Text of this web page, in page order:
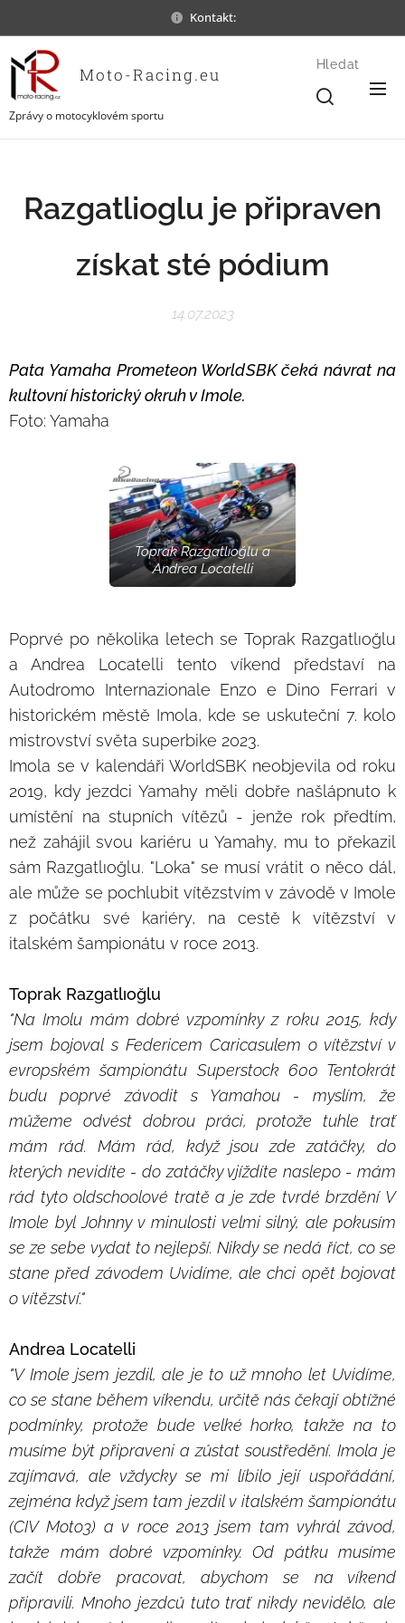
Kontakt:
Moto-Racing.eu
Zprávy o motocyklovém sportu
Hledat
Razgatlioglu je připraven
získat sté pódium
14.07.2023
Pata Yamaha Prometeon WorldSBK čeká návrat na
kultovní historický okruh v Imole.
Foto: Yamaha
Toprak Razgatlıoğlu a
Andrea Locatelli
Poprvé po několika letech se Toprak Razgatlıoğlu
a Andrea Locatelli tento víkend představí na
Autodromo Internazionale Enzo e Dino Ferrari v
historickém městě Imola, kde se uskuteční 7. kolo
mistrovství světa superbike 2023.
Imola se v kalendáři WorldSBK neobjevila od roku
2019, kdy jezdci Yamahy měli dobře našlápnuto k
umístění na stupních vítězů - jenže rok předtím,
než zahájil svou kariéru u Yamahy, mu to překazil
sám Razgatlıoğlu. "Loka" se musí vrátit o něco dál,
ale může se pochlubit vítězstvím v závodě v Imole
z počátku své kariéry, na cestě k vítězství v
italském šampionátu v roce 2013.
Toprak Razgatlıoğlu
"Na Imolu mám dobré vzpomínky z roku 2015, kdy
jsem bojoval s Federicem Caricasulem o vítězství v
evropském šampionátu Superstock 600 Tentokrát
budu poprvé závodit s Yamahou - myslím, že
můžeme odvést dobrou práci, protože tuhle trať
mám rád. Mám rád, když jsou zde zatáčky, do
kterých nevidíte - do zatáčky vjíždíte naslepo - mám
rád tyto oldschoolové tratě a je zde tvrdé brzdění V
Imole byl Johnny v minulosti velmi silný, ale pokusím
se ze sebe vydat to nejlepší. Nikdy se nedá říct, co se
stane před závodem Uvidíme, ale chci opět bojovat
o vítězství."
Andrea Locatelli
"V Imole jsem jezdil, ale je to už mnoho let Uvidíme,
co se stane během víkendu, určitě nás čekají obtížné
podmínky, protože bude velké horko, takže na to
musíme být připraveni a zůstat soustředění. Imola je
zajímavá, ale vždycky se mi líbilo její uspořádání,
zejména když jsem tam jezdil v italském šampionátu
(CIV Moto3) a v roce 2013 jsem tam vyhrál závod,
takže mám dobré vzpomínky. Od pátku musíme
začít dobře pracovat, abychom se na víkend
připravili. Mnoho jezdců tuto trať nikdy nevidělo, ale